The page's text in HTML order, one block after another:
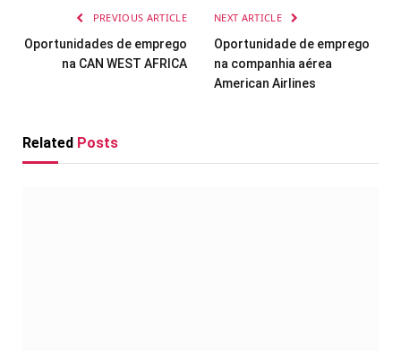
PREVIOUS ARTICLE
Oportunidades de emprego
na CAN WEST AFRICA
NEXT ARTICLE
Oportunidade de emprego
na companhia aérea
American Airlines
Related Posts